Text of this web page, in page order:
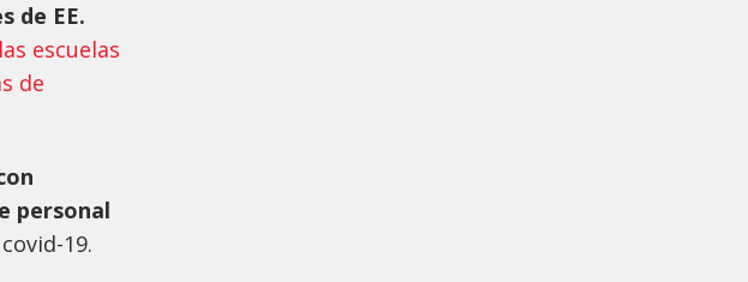
de EE.
escuelas
de
personal
19.